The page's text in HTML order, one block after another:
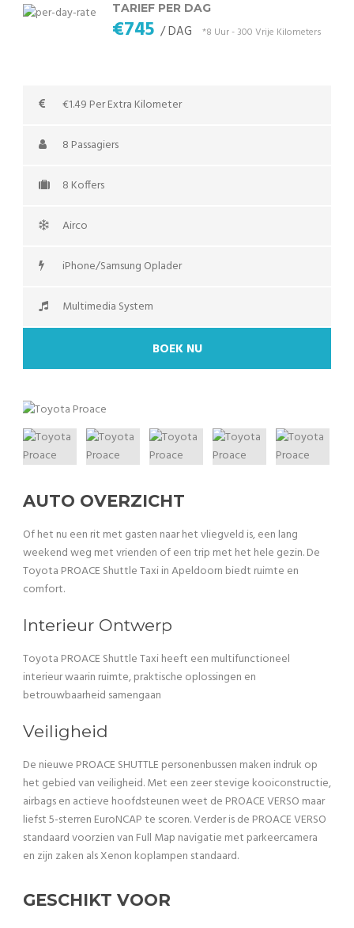
TARIEF PER DAG
€745 / DAG *8 Uur - 300 Vrije Kilometers
€1.49 Per Extra Kilometer
8 Passagiers
8 Koffers
Airco
iPhone/Samsung Oplader
Multimedia System
BOEK NU
AUTO OVERZICHT
Of het nu een rit met gasten naar het vliegveld is, een lang
weekend weg met vrienden of een trip met het hele gezin. De
Toyota PROACE Shuttle Taxi in Apeldoorn biedt ruimte en
comfort.
Interieur Ontwerp
Toyota PROACE Shuttle Taxi heeft een multifunctioneel
interieur waarin ruimte, praktische oplossingen en
betrouwbaarheid samengaan
Veiligheid
De nieuwe PROACE SHUTTLE personenbussen maken indruk op
het gebied van veiligheid. Met een zeer stevige kooiconstructie,
airbags en actieve hoofdsteunen weet de PROACE VERSO maar
liefst 5-sterren EuroNCAP te scoren. Verder is de PROACE VERSO
standaard voorzien van Full Map navigatie met parkeercamera
en zijn zaken als Xenon koplampen standaard.
GESCHIKT VOOR